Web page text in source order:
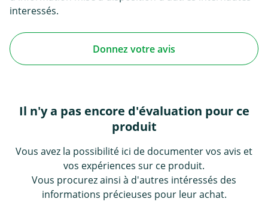
interessés.
Donnez votre avis
Il n'y a pas encore d'évaluation pour ce
produit
Vous avez la possibilité ici de documenter vos avis et
vos expériences sur ce produit.
Vous procurez ainsi à d'autres intéressés des
informations précieuses pour leur achat.